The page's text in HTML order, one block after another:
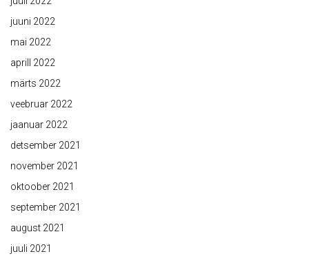
juuni 2022
mai 2022
aprill 2022
märts 2022
veebruar 2022
jaanuar 2022
detsember 2021
november 2021
oktoober 2021
september 2021
august 2021
juuli 2021